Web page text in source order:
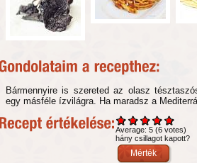
Bármennyire is szereted az olasz
egy másféle ízvilágra. Ha maradsz a
Average: 5 (6 votes)
hány csillagot kapott?